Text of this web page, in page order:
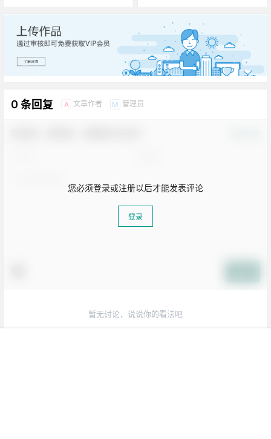
广告
0 条回复 A 文章作者 M 管理员
您必须登录或注册以后才能发表评论
登录
暂无讨论，说说你的看法吧